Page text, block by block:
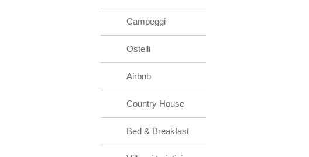
Campeggi
Ostelli
Airbnb
Country House
Bed & Breakfast